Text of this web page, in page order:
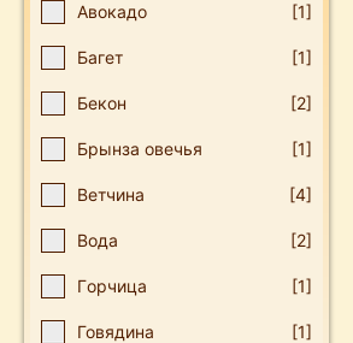
Авокадо [1]
Багет [1]
Бекон [2]
Брынза овечья [1]
Ветчина [4]
Вода [2]
Гοрчица [1]
Говядина [1]